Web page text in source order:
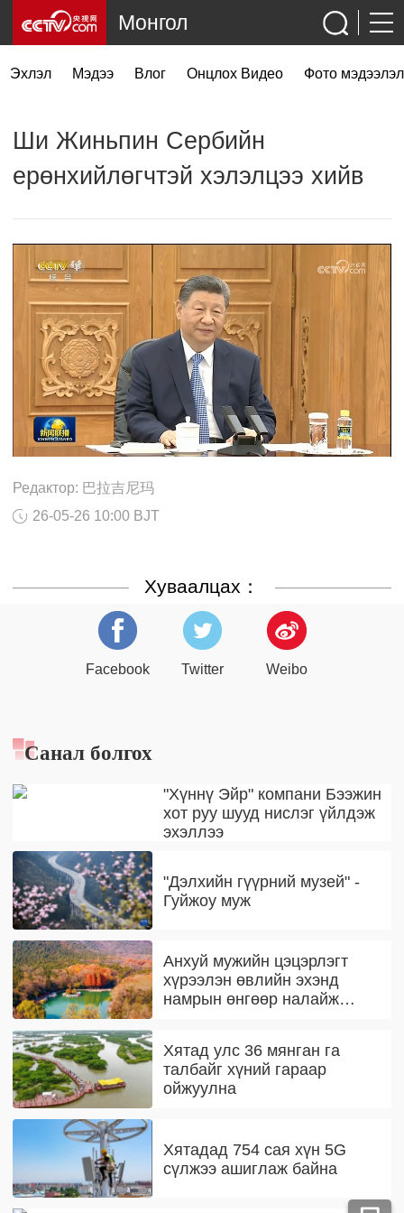
Эхлэл Мэдээ Влог Онцлох Видео Фото мэдээлэл
Монгол
Ши Жиньпин Сербийн
ерөнхийлөгчтэй хэлэлцээ хийв
Редактор: 巴拉吉尼玛
26-05-26 10:00 BJT
Хуваалцах：
Facebook Twitter Weibo
Санал болгох
"Хүннү Эйр" компани Бээжин
хот руу шууд нислэг үйлдэж
эхэллээ
"Дэлхийн гүүрний музей" -
Гуйжоу муж
Анхуй мужийн цэцэрлэгт
хүрээлэн өвлийн эхэнд
намрын өнгөөр налайж
Хятад улс 36 мянган га
талбайг хүний гараар
ойжуулна
Хятадад 754 сая хүн 5G
сүлжээ ашиглаж байна